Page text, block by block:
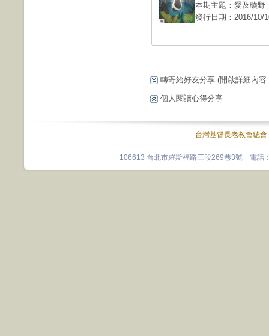
本期主題：愛及曠野
發行日期：2016/10/
轉寄給好友分享 (開啟詳細內容
個人閱讀心得分享
台灣基督長老教會總會
106613 台北市羅斯福路三段269巷3號 電